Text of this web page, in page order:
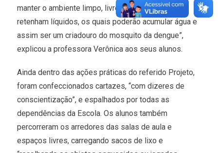
manter o ambiente limpo, livre de objetos que
retenham líquidos, os quais poderão acumular água e
assim ser um criadouro do mosquito da dengue”,
explicou a professora Verônica aos seus alunos.
Ainda dentro das ações práticas do referido Projeto,
foram confeccionados cartazes, “com dizeres de
conscientização”, e espalhados por todas as
dependências da Escola. Os alunos também
percorreram os arredores das salas de aula e
espaços livres, carregando sacos de lixo e